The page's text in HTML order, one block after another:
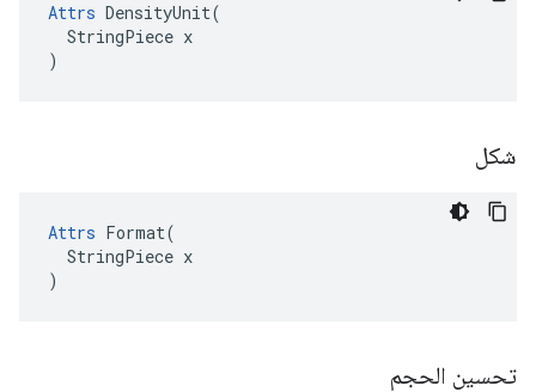
Attrs DensityUnit(
  StringPiece x
)
شكل
Attrs Format(
  StringPiece x
)
تحسين الحجم